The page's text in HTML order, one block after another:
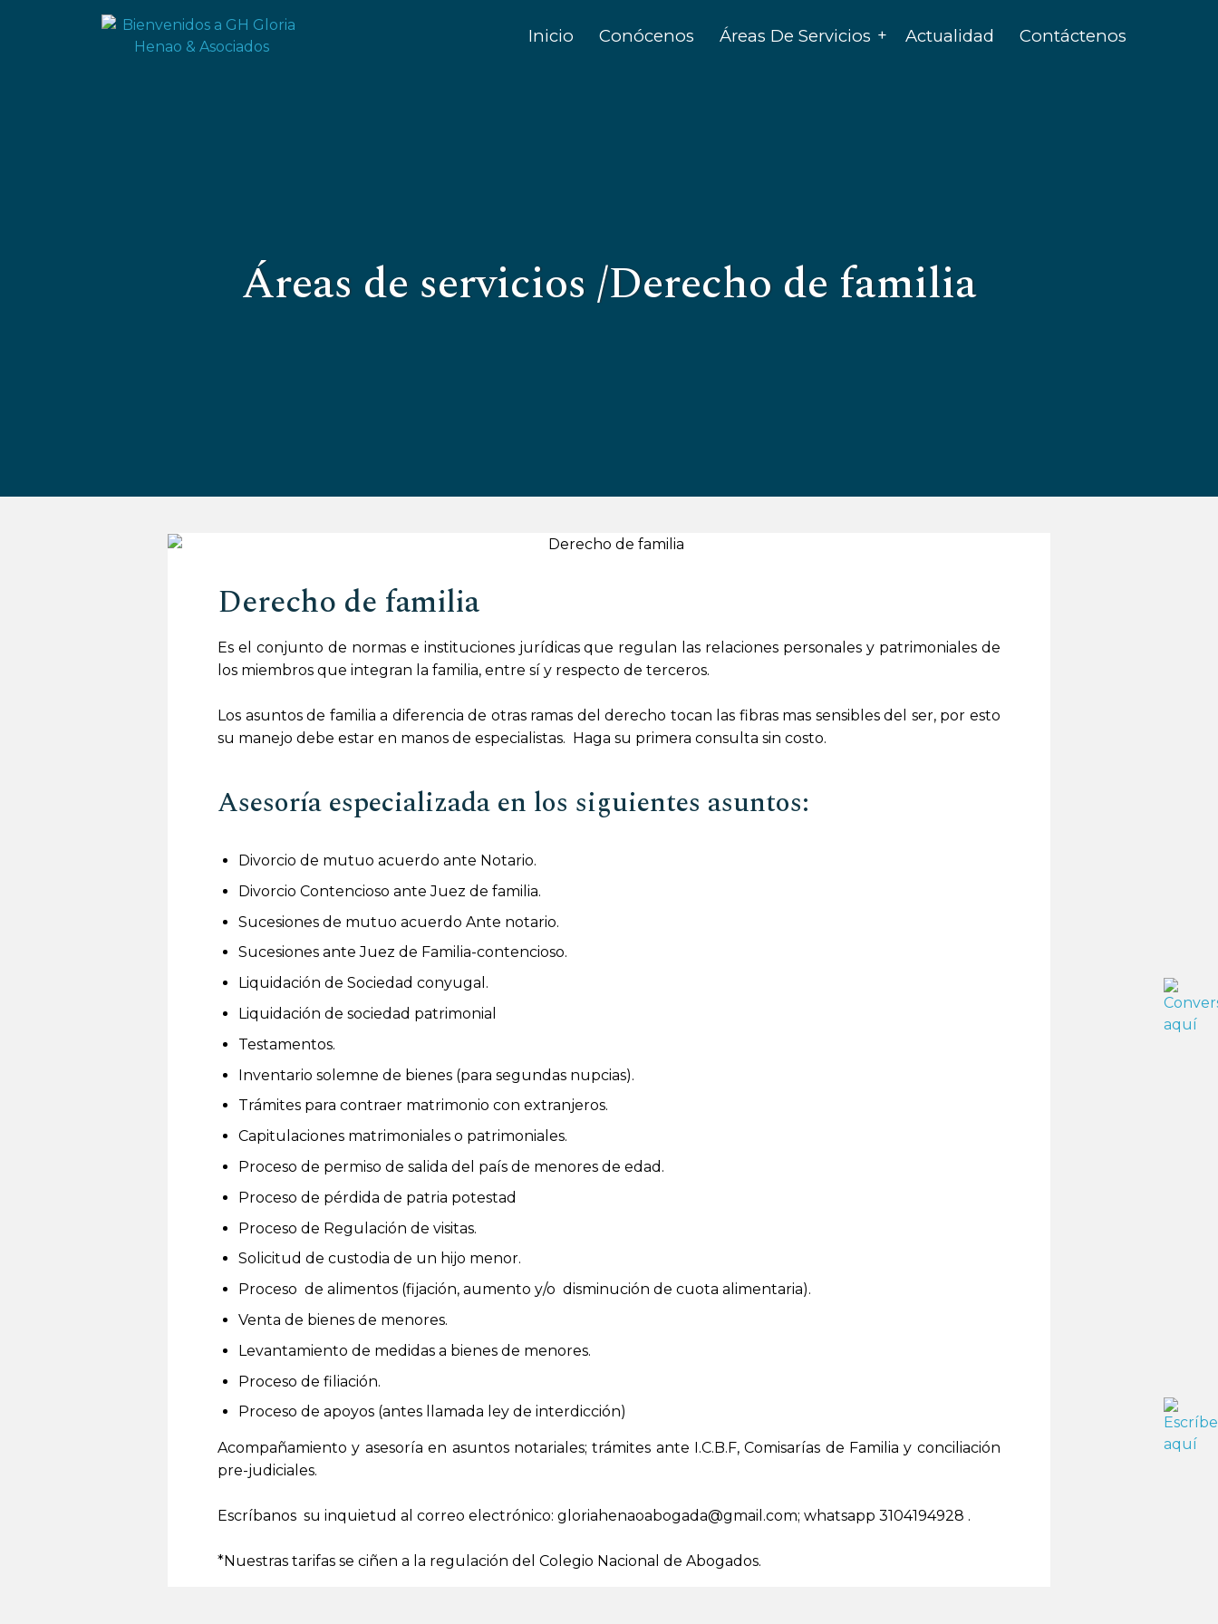
Inicio Conócenos Áreas De Servicios Actualidad Contáctenos
Áreas de servicios /Derecho de familia
Derecho de familia
Es el conjunto de normas e instituciones jurídicas que regulan las relaciones personales y patrimoniales de
los miembros que integran la familia, entre sí y respecto de terceros.
Los asuntos de familia a diferencia de otras ramas del derecho tocan las fibras mas sensibles del ser, por esto
su manejo debe estar en manos de especialistas. Haga su primera consulta sin costo.
Asesoría especializada en los siguientes asuntos:
Divorcio de mutuo acuerdo ante Notario.
Divorcio Contencioso ante Juez de familia.
Sucesiones de mutuo acuerdo Ante notario.
Sucesiones ante Juez de Familia-contencioso.
Liquidación de Sociedad conyugal.
Liquidación de sociedad patrimonial
Testamentos.
Inventario solemne de bienes (para segundas nupcias).
Trámites para contraer matrimonio con extranjeros.
Capitulaciones matrimoniales o patrimoniales.
Proceso de permiso de salida del país de menores de edad.
Proceso de pérdida de patria potestad
Proceso de Regulación de visitas.
Solicitud de custodia de un hijo menor.
Proceso de alimentos (fijación, aumento y/o disminución de cuota alimentaria).
Venta de bienes de menores.
Levantamiento de medidas a bienes de menores.
Proceso de filiación.
Proceso de apoyos (antes llamada ley de interdicción)
Acompañamiento y asesoría en asuntos notariales; trámites ante I.C.B.F, Comisarías de Familia y conciliación
pre-judiciales.
Escríbanos su inquietud al correo electrónico: gloriahenaoabogada@gmail.com; whatsapp 3104194928 .
*Nuestras tarifas se ciñen a la regulación del Colegio Nacional de Abogados.